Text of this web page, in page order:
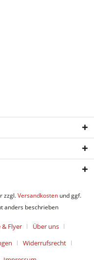
zzgl.Versandkosten und ggf.
anders beschrieben
& Flyer
Über uns
Widerrufsrecht